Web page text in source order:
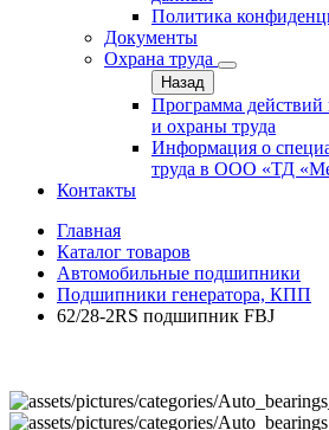
Политика
Документы
Охрана труда
Назад
Программа
и охраны труда
Информация о
труда в ООО «ТД
Контакты
Главная
Каталог товаров
Автомобильные подшипники
Подшипники генератора, КПП
62/28-2RS подшипник FBJ